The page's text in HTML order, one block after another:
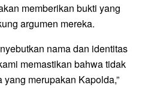
memberikan bukti yang
argumen mereka.
nama dan identitas
memastikan bahwa tidak
merupakan Kapolda,”